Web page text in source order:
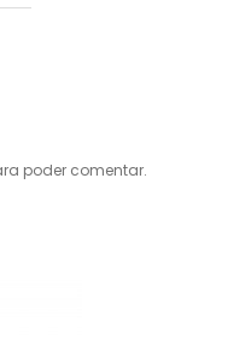
poder comentar.